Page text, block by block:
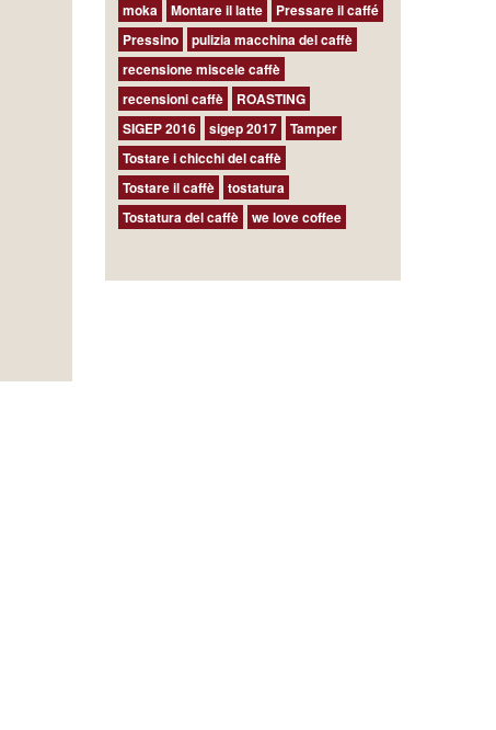
moka
Montare il latte
Pressare il caffé
Pressino
pulizia macchina del caffè
recensione miscele caffè
recensioni caffè
ROASTING
SIGEP 2016
sigep 2017
Tamper
Tostare i chicchi del caffè
Tostare il caffè
tostatura
Tostatura del caffè
we love coffee